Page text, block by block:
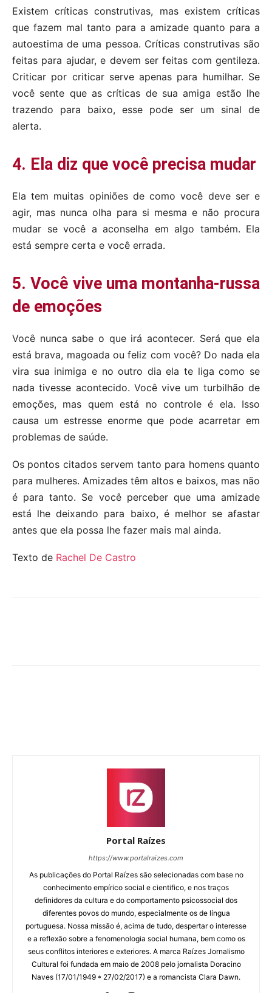
Existem críticas construtivas, mas existem críticas
que fazem mal tanto para a amizade quanto para a
autoestima de uma pessoa. Críticas construtivas são
feitas para ajudar, e devem ser feitas com gentileza.
Criticar por criticar serve apenas para humilhar. Se
você sente que as críticas de sua amiga estão lhe
trazendo para baixo, esse pode ser um sinal de
alerta.
4. Ela diz que você precisa mudar
Ela tem muitas opiniões de como você deve ser e
agir, mas nunca olha para si mesma e não procura
mudar se você a aconselha em algo também. Ela
está sempre certa e você errada.
5. Você vive uma montanha-russa
de emoções
Você nunca sabe o que irá acontecer. Será que ela
está brava, magoada ou feliz com você? Do nada ela
vira sua inimiga e no outro dia ela te liga como se
nada tivesse acontecido. Você vive um turbilhão de
emoções, mas quem está no controle é ela. Isso
causa um estresse enorme que pode acarretar em
problemas de saúde.
Os pontos citados servem tanto para homens quanto
para mulheres. Amizades têm altos e baixos, mas não
é para tanto. Se você perceber que uma amizade
está lhe deixando para baixo, é melhor se afastar
antes que ela possa lhe fazer mais mal ainda.
Texto de Rachel De Castro
Portal Raízes
https://www.portalraizes.com
As publicações do Portal Raízes são selecionadas com base no
conhecimento empírico social e cientifico, e nos traços
definidores da cultura e do comportamento psicossocial dos
diferentes povos do mundo, especialmente os de língua
portuguesa. Nossa missão é, acima de tudo, despertar o interesse
e a reflexão sobre a fenomenologia social humana, bem como os
seus conflitos interiores e exteriores. A marca Raízes Jornalismo
Cultural foi fundada em maio de 2008 pelo jornalista Doracino
Naves (17/01/1949 * 27/02/2017) e a romancista Clara Dawn.